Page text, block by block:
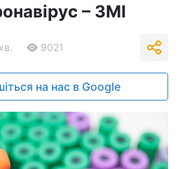
– ЗМІ
9021
на нас в Google